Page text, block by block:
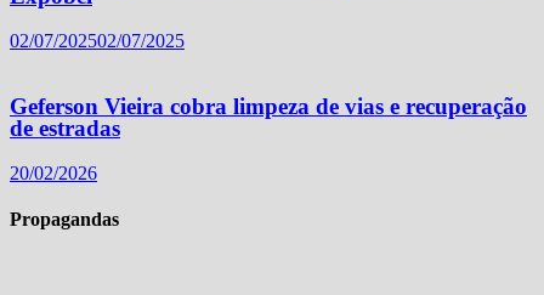
02/07/202502/07/2025
Geferson Vieira cobra limpeza de vias e recuperação
de estradas
20/02/2026
Propagandas